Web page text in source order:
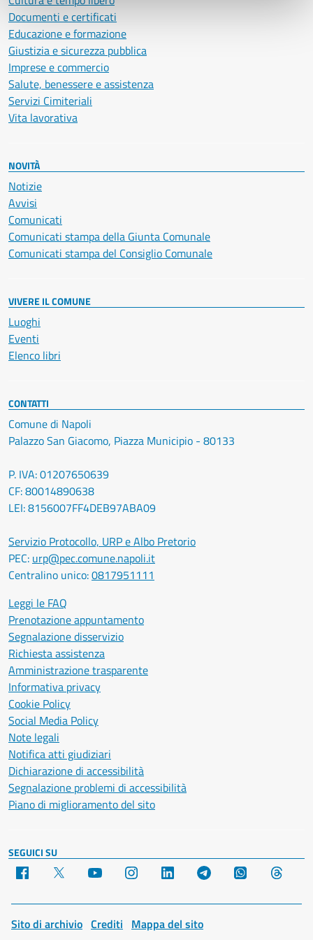
Documenti e certificati
Educazione e formazione
Giustizia e sicurezza pubblica
Imprese e commercio
Salute, benessere e assistenza
Servizi Cimiteriali
Vita lavorativa
NOVITÀ
Notizie
Avvisi
Comunicati
Comunicati stampa della Giunta Comunale
Comunicati stampa del Consiglio Comunale
VIVERE IL COMUNE
Luoghi
Eventi
Elenco libri
CONTATTI
Comune di Napoli
Palazzo San Giacomo, Piazza Municipio - 80133
P. IVA: 01207650639
CF: 80014890638
LEI: 8156007FF4DEB97ABA09
Servizio Protocollo, URP e Albo Pretorio
PEC: urp@pec.comune.napoli.it
Centralino unico:0817951111
Leggi le FAQ
Prenotazione appuntamento
Segnalazione disservizio
Richiesta assistenza
Amministrazione trasparente
Informativa privacy
Cookie Policy
Social Media Policy
Note legali
Notifica atti giudiziari
Dichiarazione di accessibilità
Segnalazione problemi di accessibilità
Piano di miglioramento del sito
SEGUICI SU
Facebook YouTube Instagram LinkedIn Telegram WhatsApp
Sito di archivio Crediti Mappa del sito